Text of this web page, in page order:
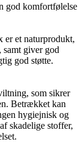
god komfortfølelse
er et naturprodukt,
samt giver god
god støtte.
som sikrer
Betrækket kan
hygiejnisk og
skadelige stoffer,